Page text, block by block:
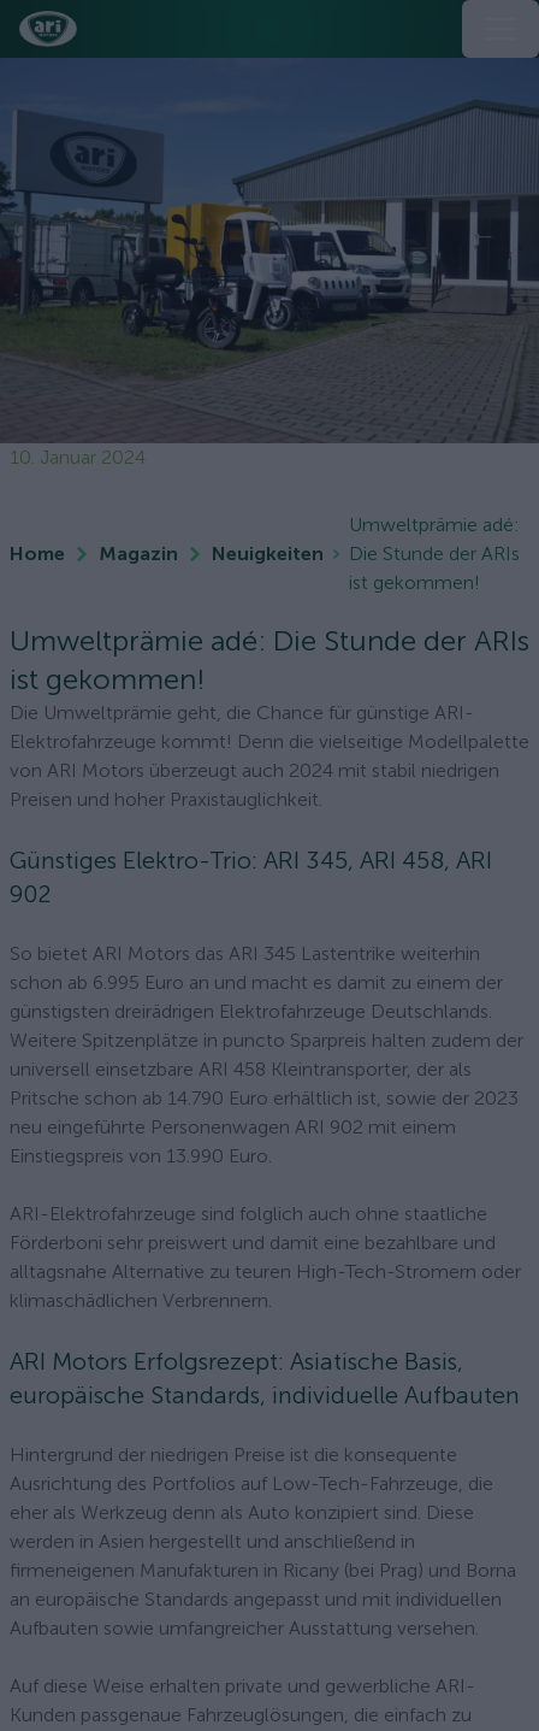
10. Januar 2024
Home Magazin Neuigkeiten
Umweltprämie adé:
Die Stunde der ARIs
ist gekommen!
Umweltprämie adé: Die Stunde der ARIs
ist gekommen!
Die Umweltprämie geht, die Chance für günstige ARI-
Elektrofahrzeuge kommt! Denn die vielseitige Modellpalette
von ARI Motors überzeugt auch 2024 mit stabil niedrigen
Preisen und hoher Praxistauglichkeit.
Günstiges Elektro-Trio: ARI 345, ARI 458, ARI
902
So bietet ARI Motors das ARI 345 Lastentrike weiterhin
schon ab 6.995 Euro an und macht es damit zu einem der
günstigsten dreirädrigen Elektrofahrzeuge Deutschlands.
Weitere Spitzenplätze in puncto Sparpreis halten zudem der
universell einsetzbare ARI 458 Kleintransporter, der als
Pritsche schon ab 14.790 Euro erhältlich ist, sowie der 2023
neu eingeführte Personenwagen ARI 902 mit einem
Einstiegspreis von 13.990 Euro.
ARI-Elektrofahrzeuge sind folglich auch ohne staatliche
Förderboni sehr preiswert und damit eine bezahlbare und
alltagsnahe Alternative zu teuren High-Tech-Stromern oder
klimaschädlichen Verbrennern.
ARI Motors Erfolgsrezept: Asiatische Basis,
europäische Standards, individuelle Aufbauten
Hintergrund der niedrigen Preise ist die konsequente
Ausrichtung des Portfolios auf Low-Tech-Fahrzeuge, die
eher als Werkzeug denn als Auto konzipiert sind. Diese
werden in Asien hergestellt und anschließend in
firmeneigenen Manufakturen in Ricany (bei Prag) und Borna
an europäische Standards angepasst und mit individuellen
Aufbauten sowie umfangreicher Ausstattung versehen.
Auf diese Weise erhalten private und gewerbliche ARI-
Kunden passgenaue Fahrzeuglösungen, die einfach zu